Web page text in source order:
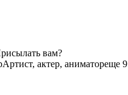
вам?
Артист, актер, аниматореще 9